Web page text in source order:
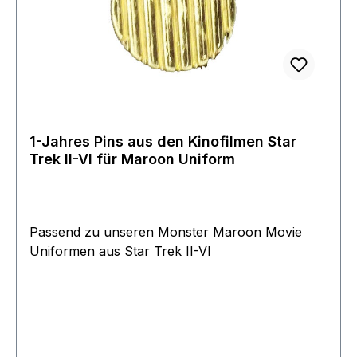
1-Jahres Pins aus den Kinofilmen Star
Trek II-VI für Maroon Uniform
Passend zu unseren Monster Maroon Movie
Uniformen aus Star Trek II-VI